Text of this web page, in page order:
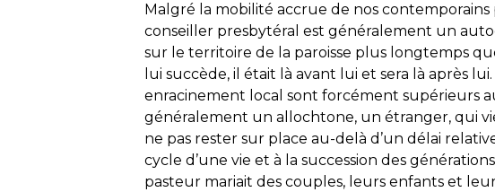
Malgré la mobilité accrue de nos
conseiller presbytéral est généralement un
sur le territoire de la paroisse plus longtemps
lui succède, il était là avant lui et sera là après
enracinement local sont forcément supérieurs
généralement un allochtone, un étranger, qui
ne pas rester sur place au-delà d’un délai
cycle d’une vie et à la succession des
pasteur mariait des couples, leurs enfants et